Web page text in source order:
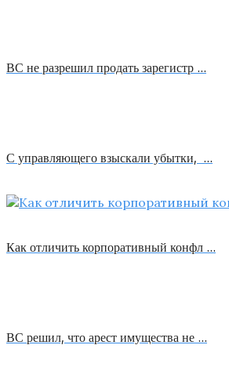
ВС не разрешил продать зарегистр …
С управляющего взыскали убытки, …
Как отличить корпоративный конфл …
ВС решил, что арест имущества не …